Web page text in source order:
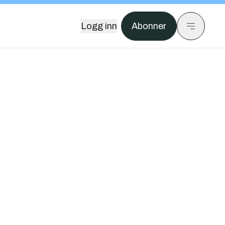
Logg inn Abonner